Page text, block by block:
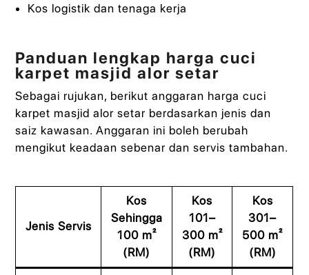
Kos logistik dan tenaga kerja
Panduan lengkap harga cuci
karpet masjid alor setar
Sebagai rujukan, berikut anggaran harga cuci
karpet masjid alor setar berdasarkan jenis dan
saiz kawasan. Anggaran ini boleh berubah
mengikut keadaan sebenar dan servis tambahan.
Jenis Servis
Kos
Sehingga
100 m²
(RM)
Kos
101–
300 m²
(RM)
Kos
301–
500 m²
(RM)